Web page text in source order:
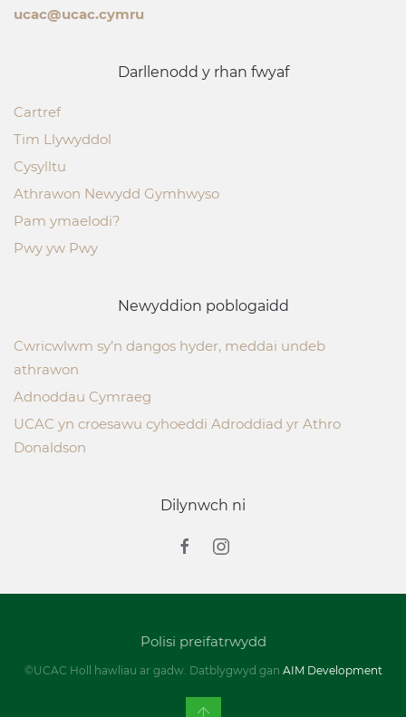
ucac@ucac.cymru
Darllenodd y rhan fwyaf
Cartref
Tim Llywyddol
Cysylltu
Athrawon Newydd Gymhwyso
Pam ymaelodi?
Pwy yw Pwy
Newyddion poblogaidd
Cwricwlwm sy’n dangos hyder, meddai undeb
athrawon
Adnoddau Cymraeg
UCAC yn croesawu cyhoeddi Adroddiad yr Athro
Donaldson
Dilynwch ni
Polisi preifatrwydd
©UCAC Holl hawliau ar gadw. Datblygwyd gan AIM Development